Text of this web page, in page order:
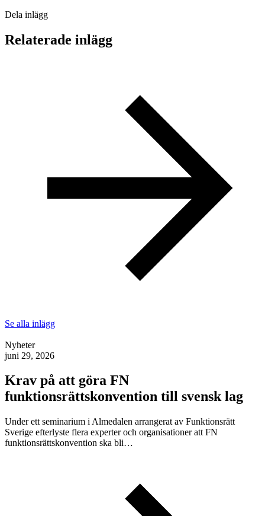
Dela inlägg
Relaterade inlägg
Se alla inlägg
Nyheter
juni 29, 2026
Krav på att göra FN
funktionsrättskonvention till svensk lag
Under ett seminarium i Almedalen arrangerat av Funktionsrätt
Sverige efterlyste flera experter och organisationer att FN
funktionsrättskonvention ska bli…